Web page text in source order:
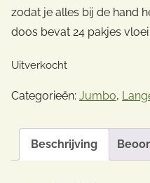
zodat je alles bij de hand
doos bevat 24 pakjes
Uitverkocht
Categorieën: Jumbo,
Beschrijving